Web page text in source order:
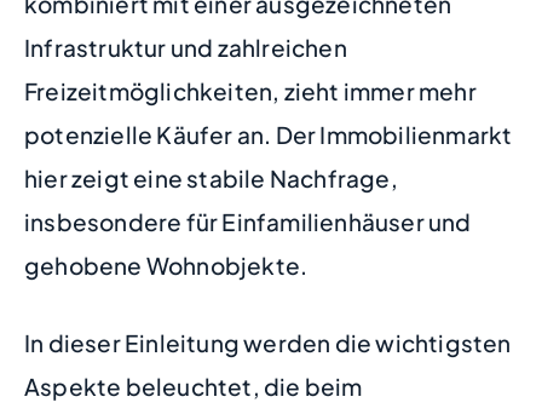
Infrastruktur und zahlreichen
Freizeitmöglichkeiten, zieht immer mehr
potenzielle Käufer an. Der Immobilienmarkt
hier zeigt eine stabile Nachfrage,
insbesondere für Einfamilienhäuser und
gehobene Wohnobjekte.
In dieser Einleitung werden die wichtigsten
Aspekte beleuchtet, die beim